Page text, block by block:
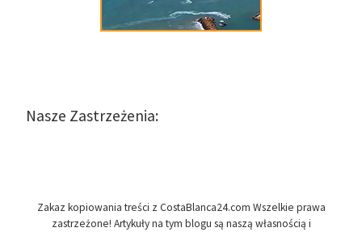
Nasze Zastrzeżenia:
Zakaz kopiowania treści z CostaBlanca24.com Wszelkie prawa
zastrzeżone! Artykuły na tym blogu są naszą własnością i